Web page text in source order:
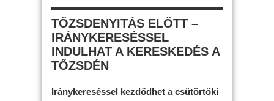
TŐZSDENYITÁS ELŐTT –
IRÁNYKERESÉSSEL
INDULHAT A KERESKEDÉS A
TŐZSDÉN
Iránykereséssel kezdődhet a csütörtöki